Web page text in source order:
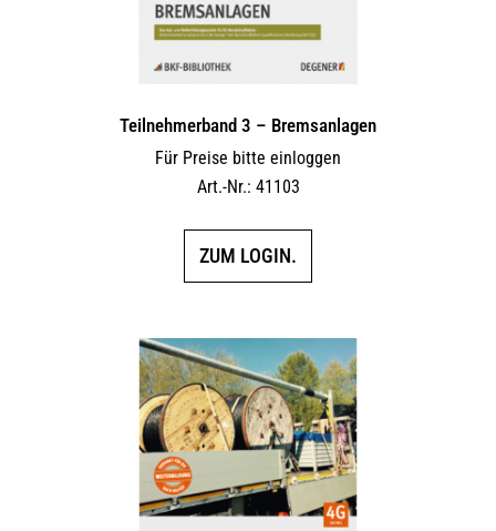
Teilnehmerband 3 – Bremsanlagen
Für Preise bitte einloggen
Art.-Nr.: 41103
ZUM LOGIN.